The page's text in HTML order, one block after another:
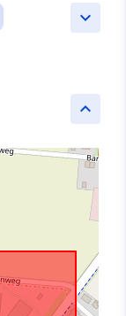
keyboard_arrow_down
keyboard_arrow_up